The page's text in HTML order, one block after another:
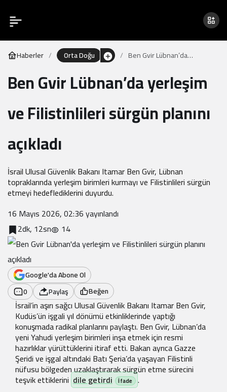
Haberler Orta Doğu
Ben Gvir Lübnan’da
sürgün planını açıkladı
Ben Gvir Lübnan’da yerleşim
ve Filistinlileri sürgün planını
açıkladı
İsrail Ulusal Güvenlik Bakanı Itamar Ben Gvir, Lübnan
topraklarında yerleşim birimleri kurmayı ve Filistinlileri sürgün
etmeyi hedeflediklerini duyurdu.
16 Mayıs 2026, 02:36yayınlandı
2dk, 12sn
14
Google'da Abone Ol
0
Paylaş Beğen
İsrail’in aşırı sağcı Ulusal Güvenlik Bakanı Itamar Ben Gvir,
Kudüs’ün işgali yıl dönümü etkinliklerinde yaptığı
konuşmada radikal planlarını paylaştı. Ben Gvir, Lübnan’da
yeni Yahudi yerleşim birimleri inşa etmek için resmi
hazırlıklar yürüttüklerini itiraf etti. Bakan ayrıca Gazze
Şeridi ve işgal altındaki Batı Şeria’da yaşayan Filistinli
nüfusu bölgeden uzaklaştırarak sürgün etme sürecini
teşvik ettiklerini dile getirdi .